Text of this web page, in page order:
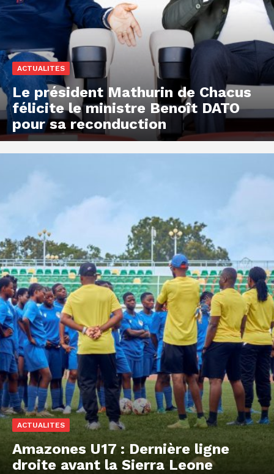
ACTUALITES
Le président Mathurin de Chacus
félicite le ministre Benoît DATO
pour sa reconduction
ACTUALITES
Amazones U17 : Dernière ligne
droite avant la Sierra Leone